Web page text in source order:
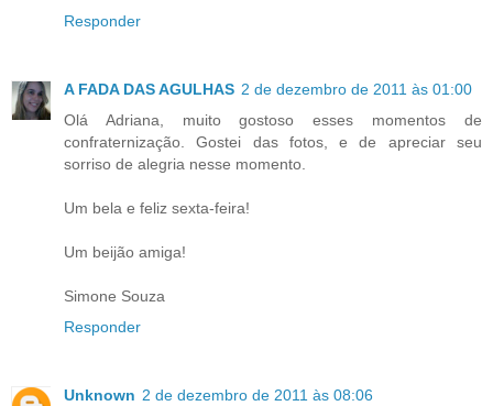
Responder
A FADA DAS AGULHAS 2 de dezembro de 2011 às 01:00
Olá Adriana, muito gostoso esses momentos de
confraternização. Gostei das fotos, e de apreciar seu
sorriso de alegria nesse momento.
Um bela e feliz sexta-feira!
Um beijão amiga!
Simone Souza
Responder
Unknown 2 de dezembro de 2011 às 08:06